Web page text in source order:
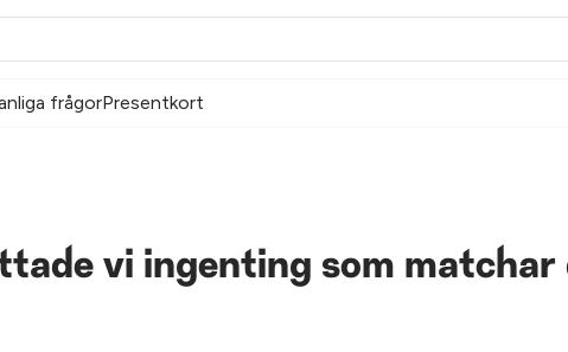
frågorPresentkort
vi ingenting som matchar